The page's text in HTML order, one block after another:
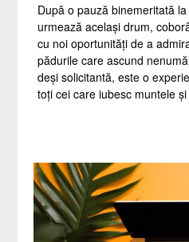
După o pauză binemeritată
urmează același drum,
cu noi oportunități de a
pădurile care ascund
deși solicitantă, este o
toți cei care iubesc muntele